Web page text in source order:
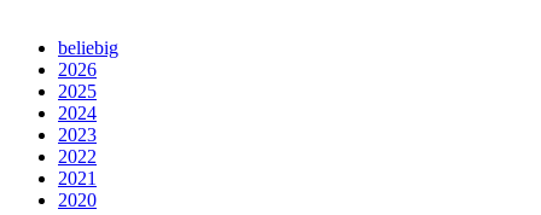
beliebig
2026
2025
2024
2023
2022
2021
2020